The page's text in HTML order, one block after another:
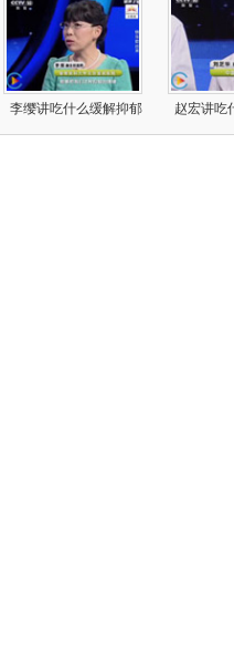
李缨讲吃什么缓解抑郁 赵宏讲吃